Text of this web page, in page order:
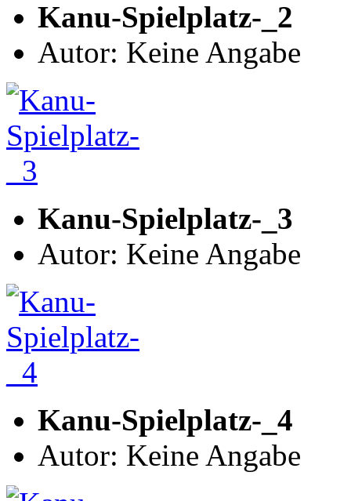
Kanu-Spielplatz-_2
Autor: Keine Angabe
Kanu-Spielplatz-_3
Autor: Keine Angabe
Kanu-Spielplatz-_4
Autor: Keine Angabe